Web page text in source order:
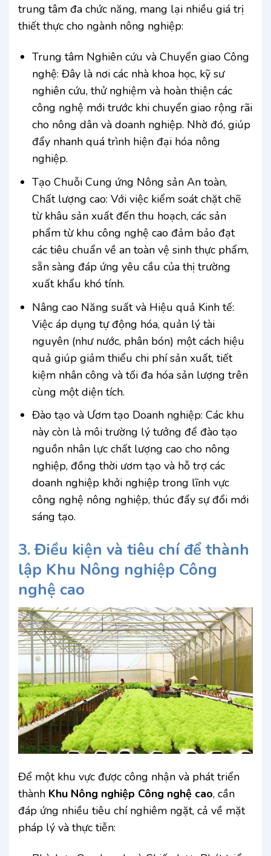
trung tâm đa chức năng, mang lại nhiều giá trị
thiết thực cho ngành nông nghiệp:
Trung tâm Nghiên cứu và Chuyển giao Công
nghệ: Đây là nơi các nhà khoa học, kỹ sư
nghiên cứu, thử nghiệm và hoàn thiện các
công nghệ mới trước khi chuyển giao rộng rãi
cho nông dân và doanh nghiệp. Nhờ đó, giúp
đẩy nhanh quá trình hiện đại hóa nông
nghiệp.
Tạo Chuỗi Cung ứng Nông sản An toàn,
Chất lượng cao: Với việc kiểm soát chặt chẽ
từ khâu sản xuất đến thu hoạch, các sản
phẩm từ khu công nghệ cao đảm bảo đạt
các tiêu chuẩn về an toàn vệ sinh thực phẩm,
sẵn sàng đáp ứng yêu cầu của thị trường
xuất khẩu khó tính.
Nâng cao Năng suất và Hiệu quả Kinh tế:
Việc áp dụng tự động hóa, quản lý tài
nguyên (như nước, phân bón) một cách hiệu
quả giúp giảm thiểu chi phí sản xuất, tiết
kiệm nhân công và tối đa hóa sản lượng trên
cùng một diện tích.
Đào tạo và Ươm tạo Doanh nghiệp: Các khu
này còn là môi trường lý tưởng để đào tạo
nguồn nhân lực chất lượng cao cho nông
nghiệp, đồng thời ươm tạo và hỗ trợ các
doanh nghiệp khởi nghiệp trong lĩnh vực
công nghệ nông nghiệp, thúc đẩy sự đổi mới
sáng tạo.
3. Điều kiện và tiêu chí để thành
lập Khu Nông nghiệp Công
nghệ cao
Để một khu vực được công nhận và phát triển
thành Khu Nông nghiệp Công nghệ cao, cần
đáp ứng nhiều tiêu chí nghiêm ngặt, cả về mặt
pháp lý và thực tiễn: